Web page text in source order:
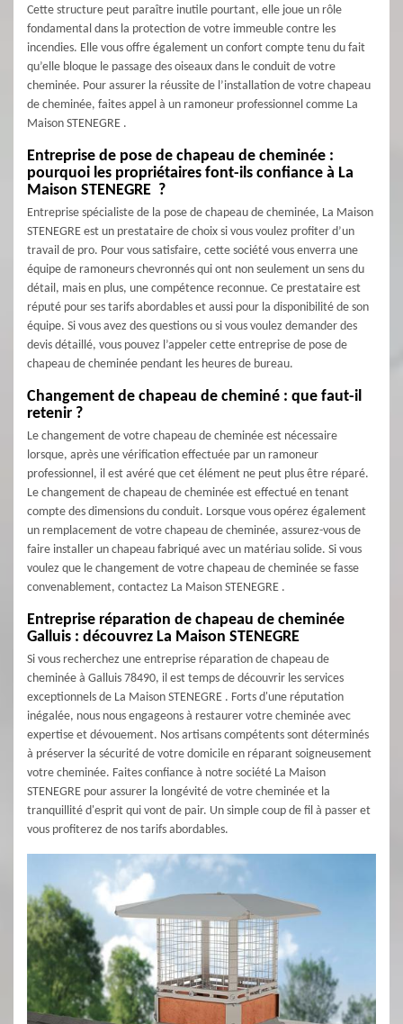
Cette structure peut paraître inutile pourtant, elle joue un rôle
fondamental dans la protection de votre immeuble contre les
incendies. Elle vous offre également un confort compte tenu du fait
qu’elle bloque le passage des oiseaux dans le conduit de votre
cheminée. Pour assurer la réussite de l’installation de votre chapeau
de cheminée, faites appel à un ramoneur professionnel comme La
Maison STENEGRE .
Entreprise de pose de chapeau de cheminée :
pourquoi les propriétaires font-ils confiance à La
Maison STENEGRE ?
Entreprise spécialiste de la pose de chapeau de cheminée, La Maison
STENEGRE est un prestataire de choix si vous voulez profiter d’un
travail de pro. Pour vous satisfaire, cette société vous enverra une
équipe de ramoneurs chevronnés qui ont non seulement un sens du
détail, mais en plus, une compétence reconnue. Ce prestataire est
réputé pour ses tarifs abordables et aussi pour la disponibilité de son
équipe. Si vous avez des questions ou si vous voulez demander des
devis détaillé, vous pouvez l’appeler cette entreprise de pose de
chapeau de cheminée pendant les heures de bureau.
Changement de chapeau de cheminé : que faut-il
retenir ?
Le changement de votre chapeau de cheminée est nécessaire
lorsque, après une vérification effectuée par un ramoneur
professionnel, il est avéré que cet élément ne peut plus être réparé.
Le changement de chapeau de cheminée est effectué en tenant
compte des dimensions du conduit. Lorsque vous opérez également
un remplacement de votre chapeau de cheminée, assurez-vous de
faire installer un chapeau fabriqué avec un matériau solide. Si vous
voulez que le changement de votre chapeau de cheminée se fasse
convenablement, contactez La Maison STENEGRE .
Entreprise réparation de chapeau de cheminée
Galluis : découvrez La Maison STENEGRE
Si vous recherchez une entreprise réparation de chapeau de
cheminée à Galluis 78490, il est temps de découvrir les services
exceptionnels de La Maison STENEGRE . Forts d'une réputation
inégalée, nous nous engageons à restaurer votre cheminée avec
expertise et dévouement. Nos artisans compétents sont déterminés
à préserver la sécurité de votre domicile en réparant soigneusement
votre cheminée. Faites confiance à notre société La Maison
STENEGRE pour assurer la longévité de votre cheminée et la
tranquillité d'esprit qui vont de pair. Un simple coup de fil à passer et
vous profiterez de nos tarifs abordables.